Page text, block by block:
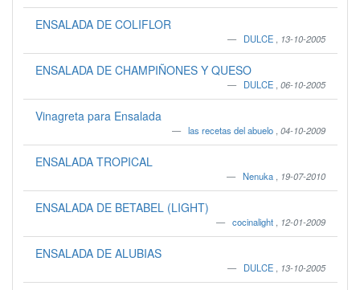
ENSALADA DE COLIFLOR
DULCE 13-10-2005
ENSALADA DE CHAMPIÑONES Y QUESO
DULCE 06-10-2005
Vinagreta para Ensalada
las recetas del abuelo 04-10-2009
ENSALADA TROPICAL
Nenuka 19-07-2010
ENSALADA DE BETABEL (LIGHT)
cocinalight 12-01-2009
ENSALADA DE ALUBIAS
DULCE 13-10-2005